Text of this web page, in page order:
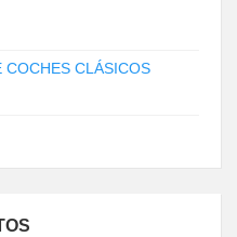
COCHES CLÁSICOS